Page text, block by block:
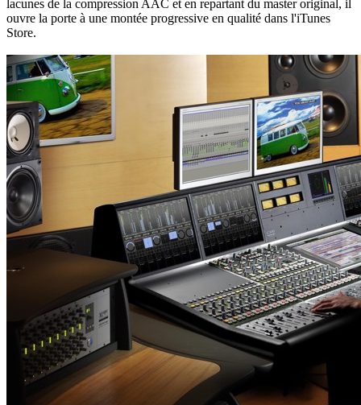
lacunes de la compression AAC et en repartant du master original, il
ouvre la porte à une montée progressive en qualité dans l'iTunes
Store.